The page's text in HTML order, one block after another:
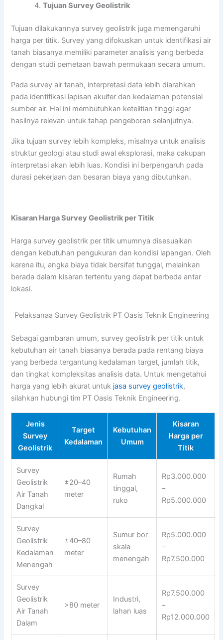
Tujuan Survey Geolistrik
Tujuan dilakukannya survey geolistrik juga memengaruhi
harga per titik. Survey yang difokuskan untuk identifikasi air
tanah biasanya memiliki parameter analisis yang berbeda
dengan studi pemetaan bawah permukaan secara umum.
Pada survey air tanah, interpretasi data lebih diarahkan
pada identifikasi lapisan akuifer dan kedalaman potensial
sumber air. Hal ini membutuhkan ketelitian tinggi agar
hasilnya relevan untuk tahap pengeboran selanjutnya.
Jika tujuan survey lebih kompleks, misalnya untuk analisis
struktur geologi atau studi awal eksplorasi, maka cakupan
interpretasi akan lebih luas. Kondisi ini berpengaruh pada
durasi pekerjaan dan besaran biaya yang dibutuhkan.
Kisaran Harga Survey Geolistrik per Titik
Harga survey geolistrik per titik umumnya disesuaikan
dengan kebutuhan pengukuran dan kondisi lapangan. Oleh
karena itu, angka biaya tidak bersifat tunggal, melainkan
berada dalam kisaran tertentu yang dapat berbeda antar
lokasi.
Pelaksanaa Survey Geolistrik PT Oasis Teknik Engineering
Sebagai gambaran umum, survey geolistrik per titik untuk
kebutuhan air tanah biasanya berada pada rentang biaya
yang berbeda tergantung kedalaman target, jumlah titik,
dan tingkat kompleksitas analisis data. Untuk mengetahui
harga yang lebih akurat untuk jasa survey geolistrik,
silahkan hubungi tim PT Oasis Teknik Engineering.
Jenis
Survey
Geolistrik
Target
Kedalaman
Kebutuhan
Umum
Kisaran
Harga per
Titik
Survey
Geolistrik
Air Tanah
Dangkal
±20–40
meter
Rumah
tinggal,
ruko
Rp3.000.000
–
Rp5.000.000
Survey
Geolistrik
Kedalaman
Menengah
±40–80
meter
Sumur bor
skala
menengah
Rp5.000.000
–
Rp7.500.000
Survey
Geolistrik
Air Tanah
Dalam
>80 meter
Industri,
lahan luas
Rp7.500.000
–
Rp12.000.000